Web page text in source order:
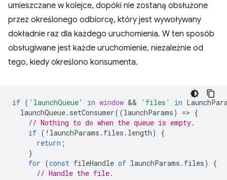
umieszczane w kolejce, dopóki nie zostaną obsłużone
przez określonego odbiorcę, który jest wywoływany
dokładnie raz dla każdego uruchomienia. W ten sposób
obsługiwane jest każde uruchomienie, niezależnie od
tego, kiedy określono konsumenta.
if ( 'launchQueue' in window && 'files' in
launchQueue. setConsumer((launchParams) => {
// Nothing to do when the queue is empty.
if ( ! launchParams . files . length)
{
return ;
}
for (const fileHandle of launchParams . files)
{
// Handle the file.